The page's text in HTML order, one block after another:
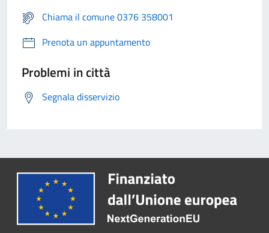
Chiama il comune 0376 358001
Prenota un appuntamento
Problemi in città
Segnala disservizio